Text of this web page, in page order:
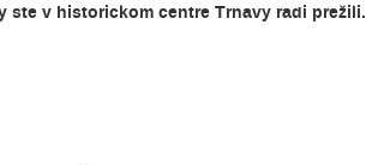
ste v historickom centre Trnavy radi prežili.